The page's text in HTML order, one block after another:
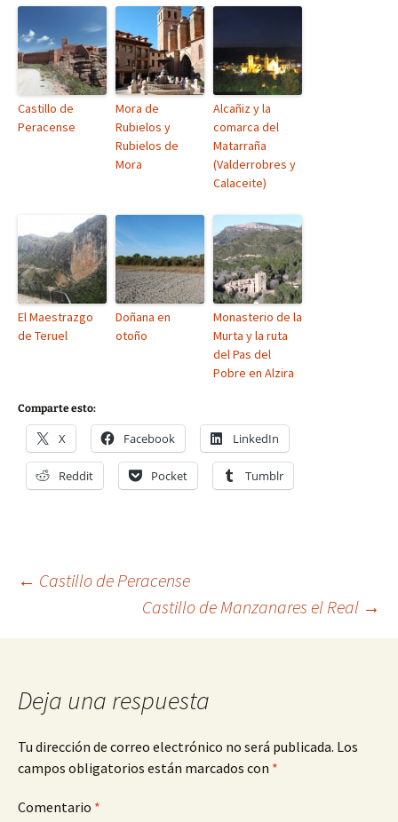
Castillo de
Peracense
Mora de
Rubielos y
Rubielos de
Mora
Alcañiz y la
comarca del
Matarraña
(Valderrobres y
Calaceite)
El Maestrazgo
de Teruel
Doñana en
otoño
Monasterio de la
Murta y la ruta
del Pas del
Pobre en Alzira
Comparte esto:
X Facebook LinkedIn
Reddit Pocket Tumblr
Navegación
de
entradas
← Castillo de Peracense
Castillo de Manzanares el Real →
Deja una respuesta
Tu dirección de correo electrónico no será publicada. Los
campos obligatorios están marcados con *
Comentario *